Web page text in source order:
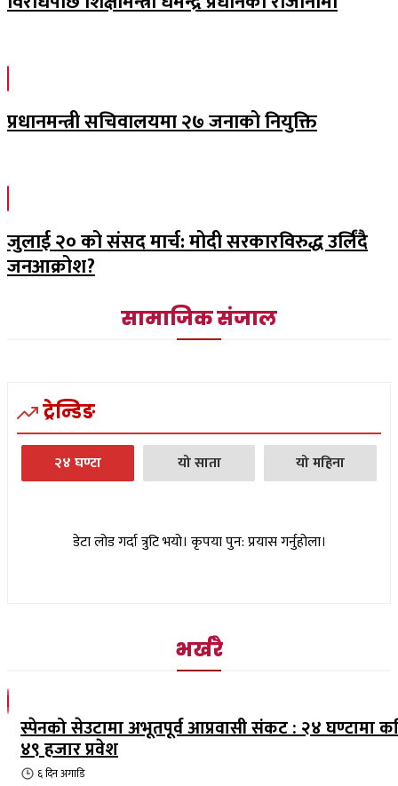
प्रधानमन्त्री सचिवालयमा २७ जनाको नियुक्ति
जुलाई २० को संसद मार्च: मोदी सरकारविरुद्ध उर्लिंदै
जनआक्रोश?
सामाजिक संजाल
ट्रेन्डिङ
२४ घण्टा यो साता यो महिना
डेटा लोड गर्दा त्रुटि भयो। कृपया पुन: प्रयास गर्नुहोला।
भर्खरै
स्पेनको सेउटामा अभूतपूर्व आप्रवासी संकट : २४ घण्टामा
४९ हजार प्रवेश
६ दिनअगाडि